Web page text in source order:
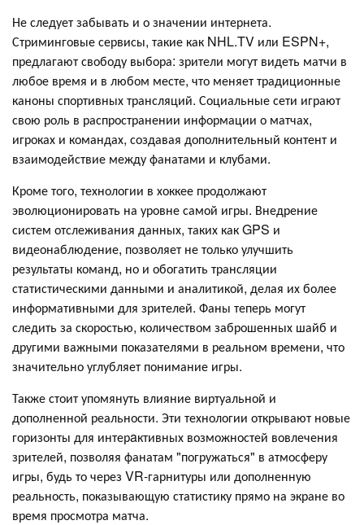
Не следует забывать и о значении интернета.
Стриминговые сервисы, такие как NHL.TV или ESPN+,
предлагают свободу выбора: зрители могут видеть матчи в
любое время и в любом месте, что меняет традиционные
каноны спортивных трансляций. Социальные сети играют
свою роль в распространении информации о матчах,
игроках и командах, создавая дополнительный контент и
взаимодействие между фанатами и клубами.
Кроме того, технологии в хоккее продолжают
эволюционировать на уровне самой игры. Внедрение
систем отслеживания данных, таких как GPS и
видеонаблюдение, позволяет не только улучшить
результаты команд, но и обогатить трансляции
статистическими данными и аналитикой, делая их более
информативными для зрителей. Фаны теперь могут
следить за скоростью, количеством заброшенных шайб и
другими важными показателями в реальном времени, что
значительно углубляет понимание игры.
Также стоит упомянуть влияние виртуальной и
дополненной реальности. Эти технологии открывают новые
горизонты для интерaктивных возможностей вовлечения
зрителей, позволяя фанатам "погружаться" в атмосферу
игры, будь то через VR-гарнитуры или дополненную
реальность, показывающую статистику прямо на экране во
время просмотра матча.